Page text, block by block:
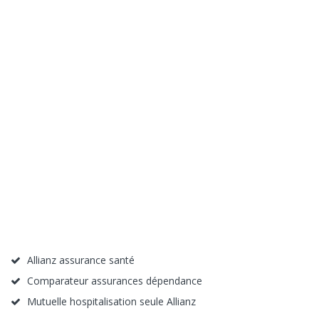
Allianz assurance santé
Comparateur assurances dépendance
Mutuelle hospitalisation seule Allianz